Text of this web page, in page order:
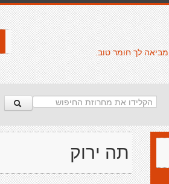
מביאה לך חומר טוב.
תה ירוק